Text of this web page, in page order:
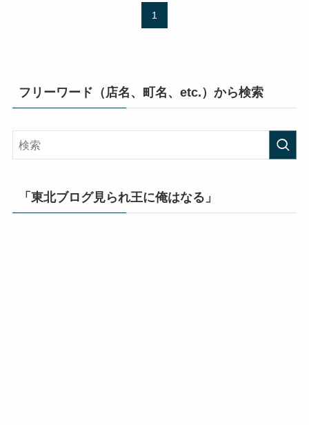
1
フリーワード（店名、町名、etc.）から検索
「東北ブログ見られ王に俺はなる」